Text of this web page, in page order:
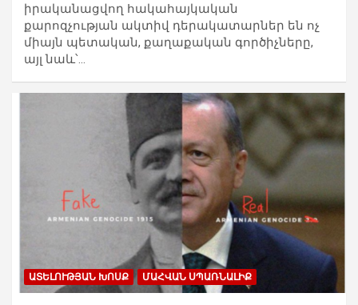
իրականացվող հակահայկական
քարոզչության ակտիվ դերակատարներ են ոչ
միայն պետական, քաղաքական գործիչները,
այլ նաև՝…
ԱՏԵԼՈՒԹՅԱՆ ԽՈՍՔ ՄԱՀՎԱՆ ՍՊԱՌՆԱԼԻՔ